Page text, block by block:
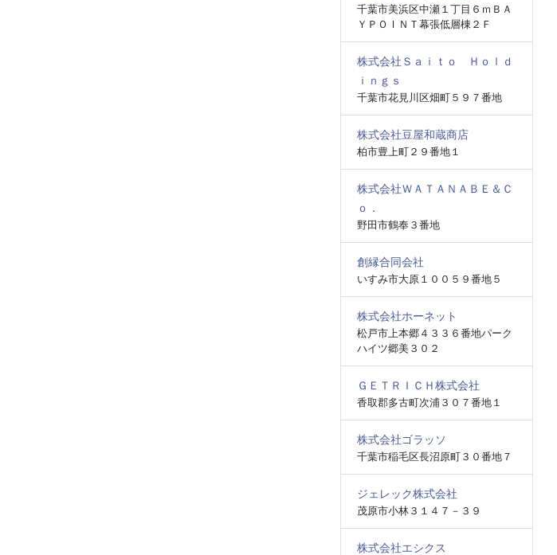
千葉市美浜区中瀬１丁目６ｍＢＡ
ＹＰＯＩＮＴ幕張低層棟２Ｆ
株式会社Ｓａｉｔｏ Ｈｏｌｄ
ｉｎｇｓ
千葉市花見川区畑町５９７番地
株式会社豆屋和蔵商店
柏市豊上町２９番地１
株式会社ＷＡＴＡＮＡＢＥ＆Ｃ
ｏ．
野田市鶴奉３番地
創縁合同会社
いすみ市大原１００５９番地５
株式会社ホーネット
松戸市上本郷４３３６番地パーク
ハイツ郷美３０２
ＧＥＴＲＩＣＨ株式会社
香取郡多古町次浦３０７番地１
株式会社ゴラッソ
千葉市稲毛区長沼原町３０番地７
ジェレック株式会社
茂原市小林３１４７－３９
株式会社エシクス